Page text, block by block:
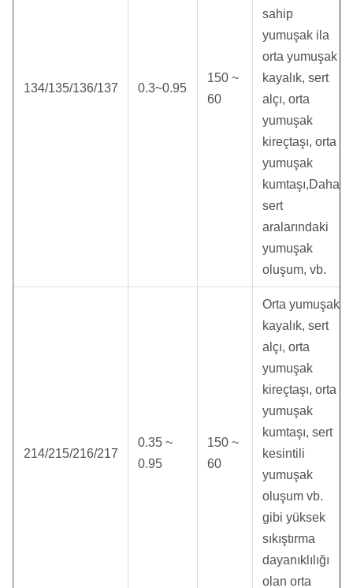
134/135/136/137 0.3~0.95
150 ~
60
sahip
yumuşak ila
orta yumuşak
kayalık, sert
alçı, orta
yumuşak
kireçtaşı, orta
yumuşak
kumtaşı,Daha
sert
aralarındaki
yumuşak
oluşum, vb.
214/215/216/217
0.35 ~
0.95
150 ~
60
Orta yumuşak
kayalık, sert
alçı, orta
yumuşak
kireçtaşı, orta
yumuşak
kumtaşı, sert
kesintili
yumuşak
oluşum vb.
gibi yüksek
sıkıştırma
dayanıklılığı
olan orta